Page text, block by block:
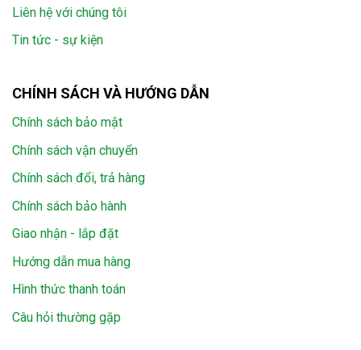
Liên hệ với chúng tôi
Tin tức - sự kiện
CHÍNH SÁCH VÀ HƯỚNG DẪN
Chính sách bảo mật
Chính sách vận chuyển
Chính sách đổi, trả hàng
Chính sách bảo hành
Giao nhận - lắp đặt
Hướng dẫn mua hàng
Hình thức thanh toán
Câu hỏi thường gặp